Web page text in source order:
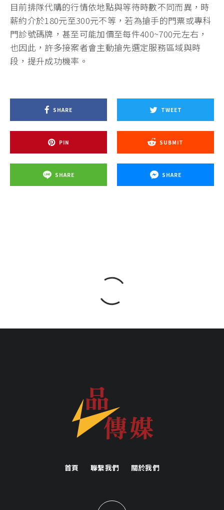
目前排隊代購的行情依地點與等待時數不同而異，時
薪約介於180元至300元不等，若為搶手的門票或專科
門診號碼牌，甚至可能加價至每件400~700元左右，
也因此，許多接案者會主動搶先選定服務區域與時
段，提升成功機率。
SHARE TWEET
PIN SUBMIT
SHARE SHARE
首頁 聯繫我們 關於我們